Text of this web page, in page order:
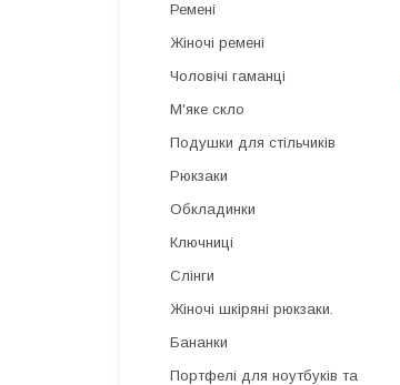
Ремені
Жіночі ремені
Чоловічі гаманці
М'яке скло
Подушки для стільчиків
Рюкзаки
Обкладинки
Ключниці
Слінги
Жіночі шкіряні рюкзаки.
Бананки
Портфелі для ноутбуків та